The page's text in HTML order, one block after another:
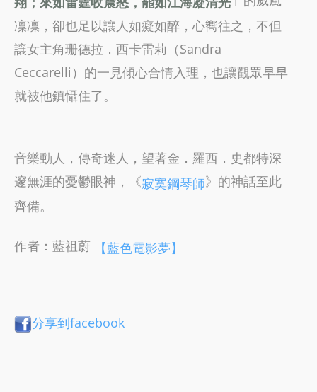
凜凜，卻也足以讓人如癡如醉，心嚮往之，不但
讓女主角珊德拉．西卡雷莉（Sandra
Ceccarelli）的一見傾心合情入理，也讓觀眾早早
就被他鎮懾住了。
音樂動人，傳奇迷人，望著金．羅西．史都特深
邃無涯的憂鬱眼神，《寂寞鋼琴師》的神話至此
齊備。
作者：藍祖蔚 【藍色電影夢】
分享到facebook